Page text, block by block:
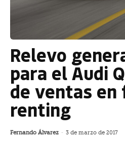
Relevo
para el Audi
de ventas
renting
Fernando Álvarez - 3 de marzo de 2017